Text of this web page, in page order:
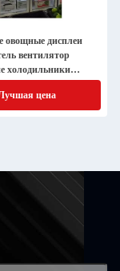
овощные дисплеи
вентилятор
холодильники
шкафы на заказ
цена